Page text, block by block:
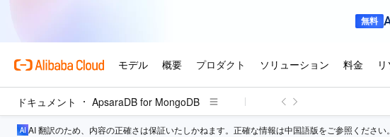
ドキュメント ApsaraDB for MongoDB
AI 翻訳のため、内容の正確さは保証いたしかねます。正確な情報は中国語版をご参照ください。